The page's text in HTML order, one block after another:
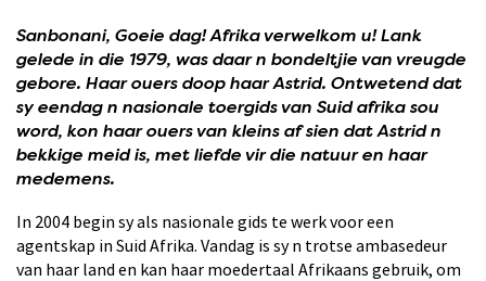
Sanbonani, Goeie dag! Afrika verwelkom u! Lank
gelede in die 1979, was daar n bondeltjie van vreugde
gebore. Haar ouers doop haar Astrid. Ontwetend dat
sy eendag n nasionale toergids van Suid afrika sou
word, kon haar ouers van kleins af sien dat Astrid n
bekkige meid is, met liefde vir die natuur en haar
medemens.
In 2004 begin sy als nasionale gids te werk voor een
agentskap in Suid Afrika. Vandag is sy n trotse ambasedeur
van haar land en kan haar moedertaal Afrikaans gebruik, om